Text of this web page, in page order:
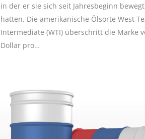
in der er sie sich seit Jahresbeginn bewegt
hatten. Die amerikanische Ölsorte West
Intermediate (WTI) überschritt die Marke
Dollar pro…